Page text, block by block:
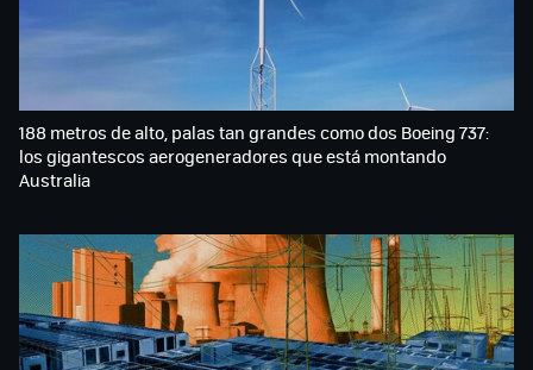
188 metros de alto, palas tan grandes como dos Boeing 737:
los gigantescos aerogeneradores que está montando
Australia